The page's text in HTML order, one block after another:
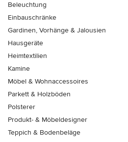
Beleuchtung
Einbauschränke
Gardinen, Vorhänge & Jalousien
Hausgeräte
Heimtextilien
Kamine
Möbel & Wohnaccessoires
Parkett & Holzböden
Polsterer
Produkt- & Möbeldesigner
Teppich & Bodenbeläge